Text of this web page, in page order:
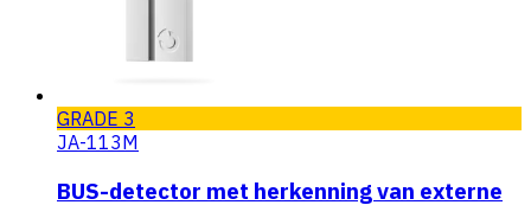
GRADE 3
JA-113M
BUS-detector met herkenning van externe